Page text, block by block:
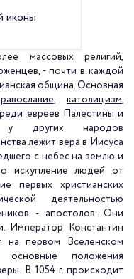
иконы
массовых религий,
- почти в каждой
община. Основная
,католицизм,
евреев Палестины и
у других народов
лежит вера в Иисуса
с небес на землю и
искупление людей от
первых христианских
деятельностью
- апостолов. Они
Император Константин
на первом Вселенском
положения
В 1054 г. происходит